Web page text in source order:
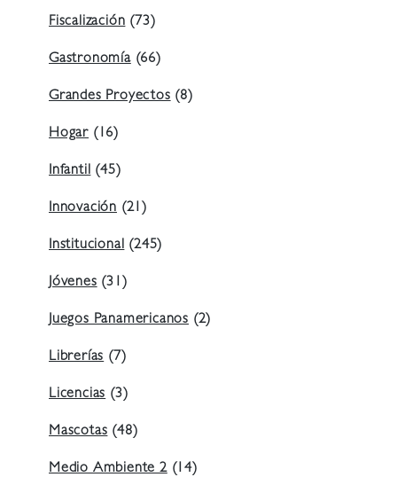
Fiscalización(73)
Gastronomía(66)
Grandes Proyectos(8)
Hogar (16)
Infantil(45)
Innovación (21)
Institucional(245)
Jóvenes(31)
Juegos Panamericanos (2)
Librerías(7)
Licencias(3)
Mascotas(48)
Medio Ambiente 2(14)